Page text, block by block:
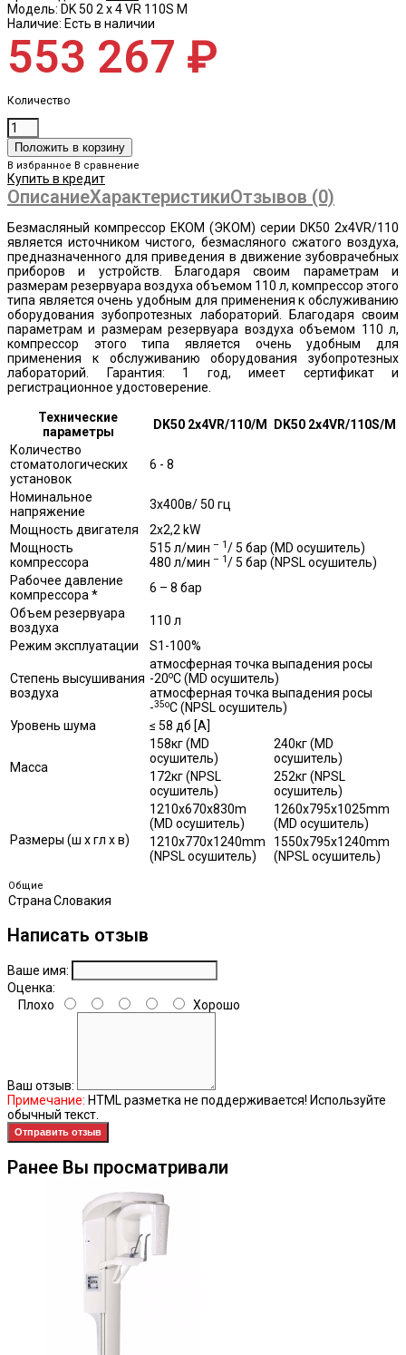
Модель: DK 50 2 x 4 VR 110S M
Наличие: Есть в наличии
553 267 ₽
Количество
В избранное В сравнение
Купить в кредит
ОписаниеХарактеристикиОтзывов (0)
Безмасляный компрессор EKOM (ЭКОМ) серии DK50 2x4VR/110
является источником чистого, безмасляного сжатого воздуха,
предназначенного для приведения в движение зубоврачебных
приборов и устройств. Благодаря своим параметрам и
размерам резервуара воздуха объемом 110 л, компрессор этого
типа является очень удобным для применения к обслуживанию
оборудования зубопротезных лабораторий. Благодаря своим
параметрам и размерам резервуара воздуха объемом 110 л,
компрессор этого типа является очень удобным для
применения к обслуживанию оборудования зубопротезных
лабораторий. Гарантия: 1 год, имеет сертификат и
регистрационное удостоверение.
Технические
параметры
DK50 2x4VR/110/M
DK50 2x4VR/110S/M
Количество
стоматологических
установок
6 - 8
Номинальное
напряжение
3x400в/ 50 гц
Мощность двигателя
2x2,2 kW
Мощность
компрессора
515 л/мин – 1/ 5 бар (MD осушитель)
480 л/мин – 1/ 5 бар (NPSL осушитель)
Рабочее давление
компрессора *
6 – 8 бар
Объем резервуара
воздуха
110 л
Режим эксплуатации
S1-100%
Степень высушивания
воздуха
атмосферная точка выпадения росы
-20oC (MD осушитель)
атмосферная точка выпадения росы
-35oC (NPSL осушитель)
Уровень шума
≤ 58 дб [A]
Масса
158кг (MD
осушитель)
240кг (MD
осушитель)
172кг (NPSL
осушитель)
252кг (NPSL
осушитель)
Размеры (ш х гл х в)
1210x670x830m
(MD осушитель)
1260x795x1025mm
(MD осушитель)
1210x770x1240mm
(NPSL осушитель)
1550x795x1240mm
(NPSL осушитель)
Общие
СтранаСловакия
Написать отзыв
Ваше имя:
Оценка:
Плохо
Хорошо
Ваш отзыв:
Примечание: HTML разметка не поддерживается! Используйте
обычный текст.
Отправить отзыв
Ранее Вы просматривали